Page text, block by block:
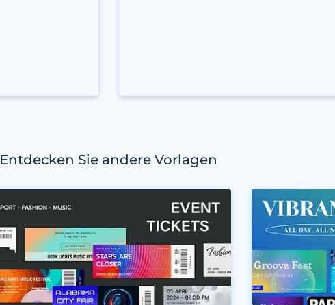
Entdecken Sie andere Vorlagen